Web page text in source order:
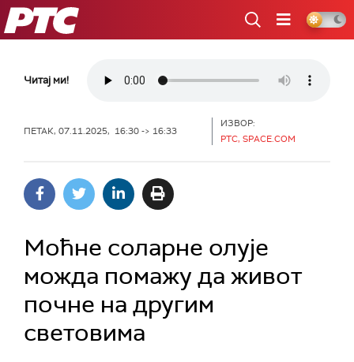
РТС
Читај ми!
ПЕТАК, 07.11.2025, 16:30 -> 16:33
ИЗВОР:
РТС, SPACE.COM
Моћне соларне олује
можда помажу да живот
почне на другим
световима